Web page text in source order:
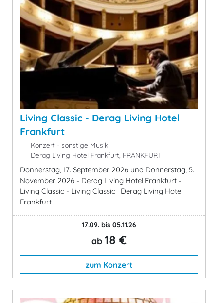
Living Classic - Derag Living Hotel
Frankfurt
Konzert - sonstige Musik
Derag Living Hotel Frankfurt, FRANKFURT
Donnerstag, 17. September 2026 und Donnerstag, 5.
November 2026 - Derag Living Hotel Frankfurt -
Living Classic - Living Classic | Derag Living Hotel
Frankfurt
17.09. bis 05.11.26
ab 18 €
zum Konzert